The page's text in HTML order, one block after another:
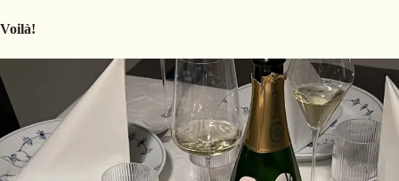
Voilà!